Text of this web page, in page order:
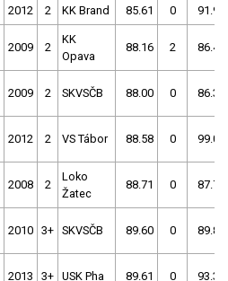
2012 2 KK Brand 85.61 0 91.96
2009 2
KK
Opava
88.16 2 86.45
2009 2 SKVSČB 88.00 0 86.39
2012 2 VS Tábor 88.58 0 99.05
2008 2
Loko
Žatec
88.71 0 87.72
2010 3+ SKVSČB 89.60 0 89.80
2013 3+ USK Pha 89.61 0 93.31